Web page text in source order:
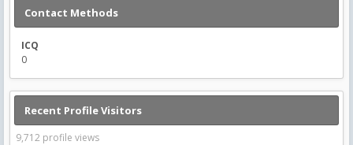
Contact Methods
ICQ
0
Recent Profile Visitors
9,712 profile views